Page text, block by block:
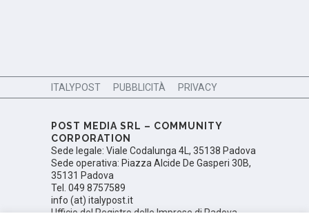
ITALYPOST PUBBLICITÀ PRIVACY
POST MEDIA SRL – COMMUNITY
CORPORATION
Sede legale: Viale Codalunga 4L, 35138 Padova
Sede operativa: Piazza Alcide De Gasperi 30B,
35131 Padova
Tel. 049 8757589
info (at) italypost.it
Ufficio del Registro delle Imprese di Padova,